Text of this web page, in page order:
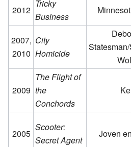
2012
Tricky
Business
2007,
2010
City
Homicide
2009
The Flight of
the
Conchords
2005
Scooter:
Secret Agent
Joven